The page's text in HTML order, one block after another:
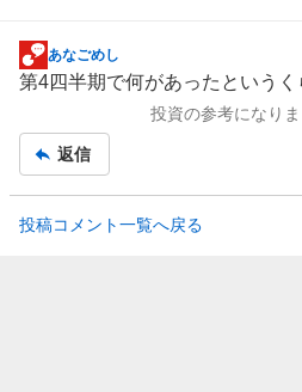
掲
示
事
あなごめし
第4四半期で何があったというく
投資の参考になりま
返信
投稿コメント一覧へ戻る